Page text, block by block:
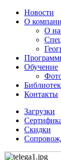
Новости
О
О
Обучение
Контакты
Загрузки
Скидки